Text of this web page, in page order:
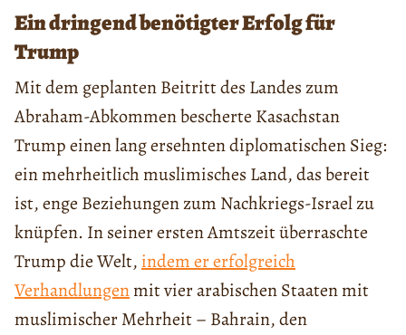
Ein dringend benötigter Erfolg für
Trump
Mit dem geplanten Beitritt des Landes zum
Abraham-Abkommen bescherte Kasachstan
Trump einen lang ersehnten diplomatischen Sieg:
ein mehrheitlich muslimisches Land, das bereit
ist, enge Beziehungen zum Nachkriegs-Israel zu
knüpfen. In seiner ersten Amtszeit überraschte
Trump die Welt, indem er erfolgreich
Verhandlungenmit vier arabischen Staaten mit
muslimischer Mehrheit – Bahrain, den